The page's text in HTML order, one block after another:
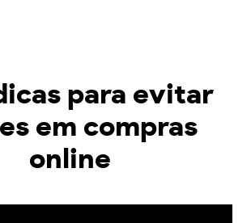
para evitar
em compras
online